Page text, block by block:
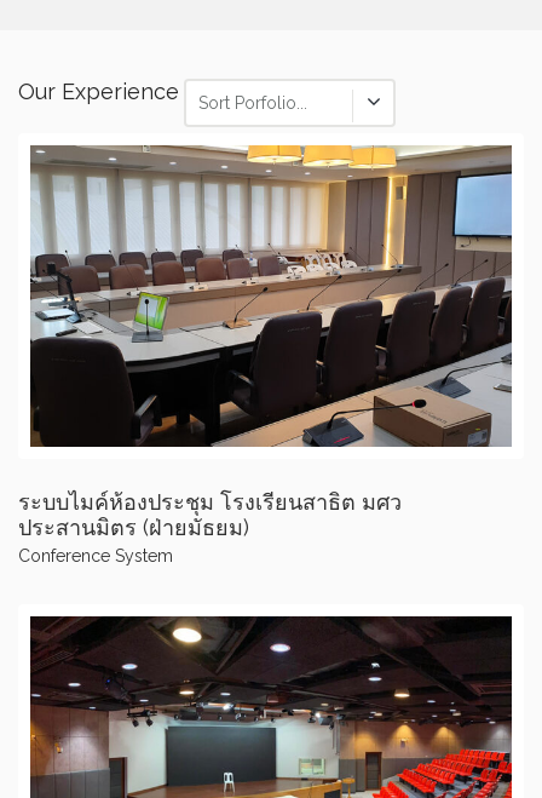
Our Experience Sort Porfolio...
ระบบไมค์ห้องประชุม โรงเรียนสาธิต มศว
ประสานมิตร (ฝ่ายมัธยม)
Conference System